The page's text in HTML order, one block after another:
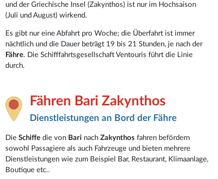
und der Griechische Insel (Zakynthos) ist nur im Hochsaison
(Juli und August) wirkend.
Es gibt nur eine Abfahrt pro Woche; die Überfahrt ist immer
nächtlich und die Dauer beträgt 19 bis 21 Stunden, je nach der
Fähre. Die Schifffahrtsgesellschaft Ventouris führt die Linie
durch.
Fähren Bari Zakynthos
Dienstleistungen an Bord der Fähre
DieSchiffedie von Bari nachZakynthosfahren befördern
sowohl Passagiere als auch Fahrzeuge und bieten mehrere
Dienstleistungen wie zum Beispiel Bar, Restaurant, Klimaanlage,
Boutique etc..